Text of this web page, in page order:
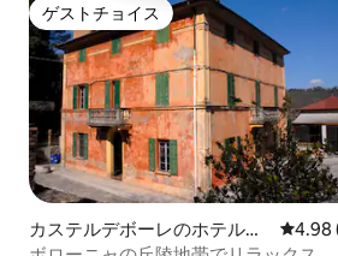
ゲストチョイス
ゲストチョイス
カステルデボーレのホテル客
レビ
4.98